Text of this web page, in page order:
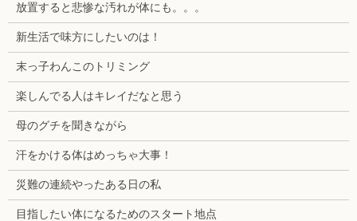
放置すると悲惨な汚れが体にも。。。
新生活で味方にしたいのは！
末っ子わんこのトリミング
楽しんでる人はキレイだなと思う
母のグチを聞きながら
汗をかける体はめっちゃ大事！
災難の連続やったある日の私
目指したい体になるためのスタート地点